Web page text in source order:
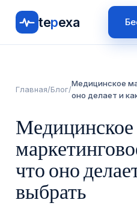
tepexa
Главная/Блог/
Медицинское
оно делает и
Медицинское
что оно
выбрать